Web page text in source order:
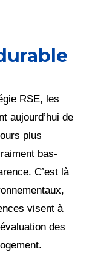
RSE, les
aujourd’hui de
plus
bas-
C’est là
visent à
des